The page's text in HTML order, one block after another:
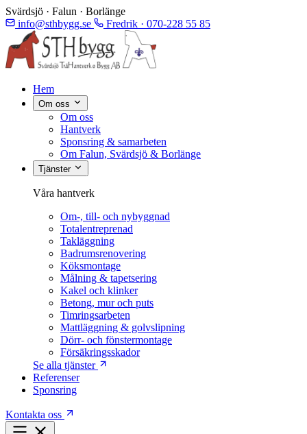
Svärdsjö · Falun · Borlänge
info@sthbygg.se
Fredrik · 070-228 55 85
Hem
Om oss
Om oss
Hantverk
Sponsring & samarbeten
Om Falun, Svärdsjö & Borlänge
Tjänster
Våra hantverk
Om-, till- och nybyggnad
Totalentreprenad
Takläggning
Badrumsrenovering
Köksmontage
Målning & tapetsering
Kakel och klinker
Betong, mur och puts
Timringsarbeten
Mattläggning & golvslipning
Dörr- och fönstermontage
Försäkringsskador
Se alla tjänster
Referenser
Sponsring
Kontakta oss